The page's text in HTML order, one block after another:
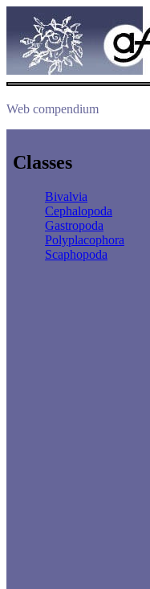
Web compendium
Classes
Bivalvia
Cephalopoda
Gastropoda
Polyplacophora
Scaphopoda